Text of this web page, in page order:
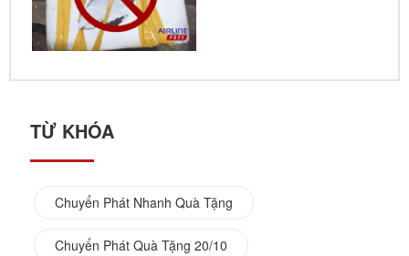
TỪ KHÓA
Chuyển Phát Nhanh Quà Tặng
Chuyển Phát Quà Tặng 20/10